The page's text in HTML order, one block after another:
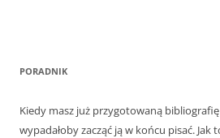
PORADNIK
Kiedy masz już przygotowaną
wypadałoby zacząć ją w końcu pisać. Jak